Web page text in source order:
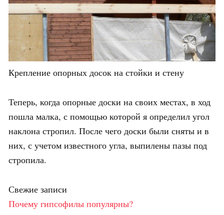
Крепление опорных досок на стойки и стену
Теперь, когда опорные доски на своих местах, в ход
пошла малка, с помощью которой я определил угол
наклона стропил. После чего доски были сняты и в
них, с учетом известного угла, выпилены пазы под
стропила.
Свежие записи
Почему гипсофилы популярны?